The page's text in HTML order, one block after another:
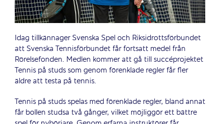
Idag tillkännager Svenska Spel och Riksidrottsförbundet
att Svenska Tennisförbundet får fortsatt medel från
Rörelsefonden. Medlen kommer att gå till succéprojektet
Tennis på studs som genom förenklade regler får fler
äldre att testa på tennis.
Tennis på studs spelas med förenklade regler, bland annat
får bollen studsa två gånger, vilket möjliggör ett bättre